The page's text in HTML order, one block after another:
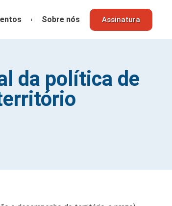
Sobre nós Assinatura
da política de